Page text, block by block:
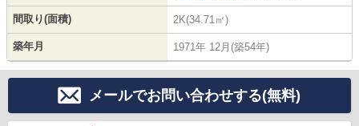
間取り(面積) 2K(34.71㎡)
築年月 1971年 12月(築54年)
メールでお問い合わせする(無料)